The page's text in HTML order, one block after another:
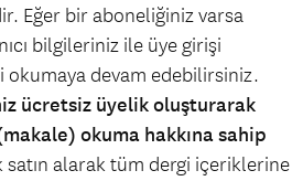
Eğer bir aboneliğiniz varsa
bilgileriniz ile üye girişi
okumaya devam edebilirsiniz.
ücretsiz üyelik oluşturarak
okuma hakkına sahip
satın alarak tüm dergi içeriklerine